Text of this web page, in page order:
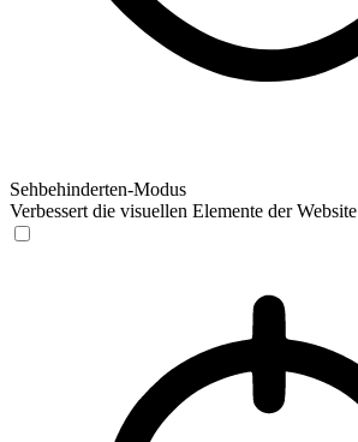
Sehbehinderten-Modus
Verbessert die visuellen Elemente der Website